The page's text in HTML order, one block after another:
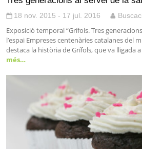
18 nov. 2015 - 17 jul. 2016
Exposició temporal “Grífols. Tres
l’espai Empreses centenàries catalanes del
destaca la història de Grífols, que va lligada
més…